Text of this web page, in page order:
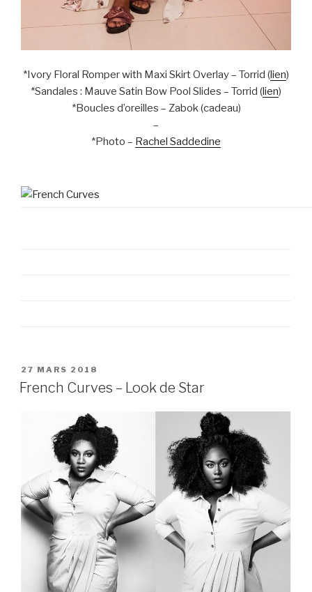
*Ivory Floral Romper with Maxi Skirt Overlay – Torrid (lien)
*Sandales : Mauve Satin Bow Pool Slides – Torrid (lien)
*Boucles d’oreilles – Zabok (cadeau)
–
*Photo – Rachel Saddedine
PUBLIÉ
LE
27 MARS 2018
French Curves – Look de Star